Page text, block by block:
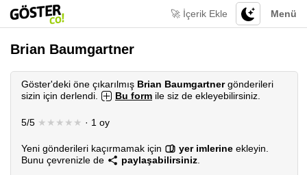
Menü
🚀 İçerik Ekle
Brian Baumgartner
Göster'deki öne çıkarılmış Brian Baumgartnergönderileri
sizin için derlendi.
Bu form ile siz de ekleyebilirsiniz.
5/5 ★★★★★ · 1 oy
Yeni gönderileri kaçırmamak için yer imlerine ekleyin.
Bunu çevrenizle de
paylaşabilirsiniz